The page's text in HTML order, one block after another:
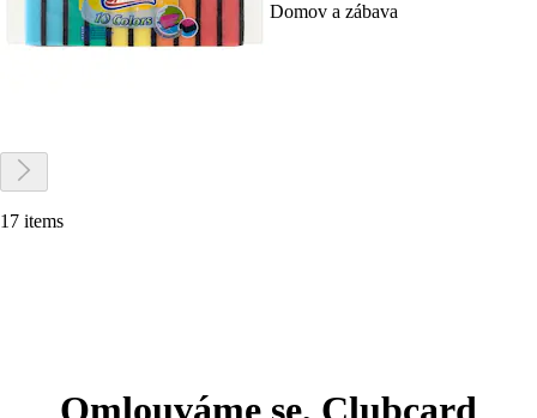
Domov a zábava
17 items